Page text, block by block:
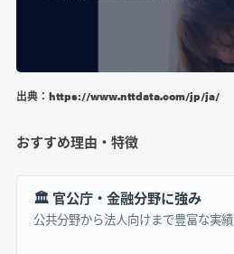
出典：https://www.nttdata.com/jp/ja/
おすすめ理由・特徴
🏛️ 官公庁・金融分野に強み
公共分野から法人向けまで豊富な実績